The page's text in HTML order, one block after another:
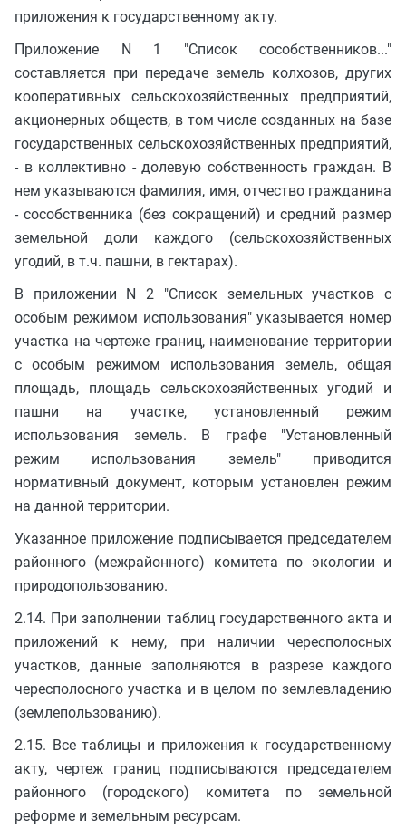
приложения к государственному акту.
Приложение N 1 "Список сособственников..."
составляется при передаче земель колхозов, других
кооперативных сельскохозяйственных предприятий,
акционерных обществ, в том числе созданных на базе
государственных сельскохозяйственных предприятий,
- в коллективно - долевую собственность граждан. В
нем указываются фамилия, имя, отчество гражданина
- сособственника (без сокращений) и средний размер
земельной доли каждого (сельскохозяйственных
угодий, в т.ч. пашни, в гектарах).
В приложении N 2 "Список земельных участков с
особым режимом использования" указывается номер
участка на чертеже границ, наименование территории
с особым режимом использования земель, общая
площадь, площадь сельскохозяйственных угодий и
пашни на участке, установленный режим
использования земель. В графе "Установленный
режим использования земель" приводится
нормативный документ, которым установлен режим
на данной территории.
Указанное приложение подписывается председателем
районного (межрайонного) комитета по экологии и
природопользованию.
2.14. При заполнении таблиц государственного акта и
приложений к нему, при наличии чересполосных
участков, данные заполняются в разрезе каждого
чересполосного участка и в целом по землевладению
(землепользованию).
2.15. Все таблицы и приложения к государственному
акту, чертеж границ подписываются председателем
районного (городского) комитета по земельной
реформе и земельным ресурсам.